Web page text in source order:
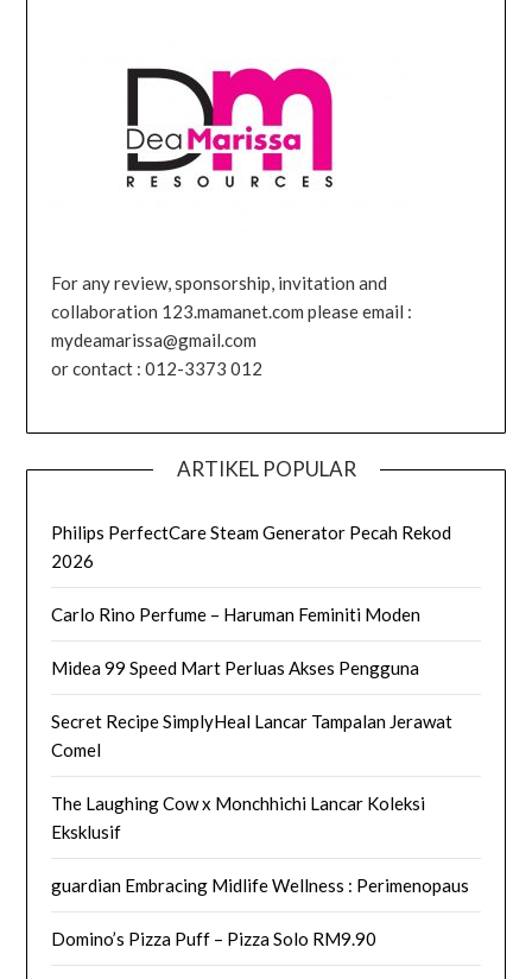
For any review, sponsorship, invitation and
collaboration 123.mamanet.com please email :
mydeamarissa@gmail.com
or contact : 012-3373 012
ARTIKEL POPULAR
Philips PerfectCare Steam Generator Pecah Rekod
2026
Carlo Rino Perfume – Haruman Feminiti Moden
Midea 99 Speed Mart Perluas Akses Pengguna
Secret Recipe SimplyHeal Lancar Tampalan Jerawat
Comel
The Laughing Cow x Monchhichi Lancar Koleksi
Eksklusif
guardian Embracing Midlife Wellness : Perimenopaus
Domino’s Pizza Puff – Pizza Solo RM9.90